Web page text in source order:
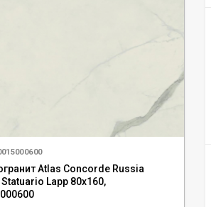
Atlas Concorde Russia
Lapp 80x160,